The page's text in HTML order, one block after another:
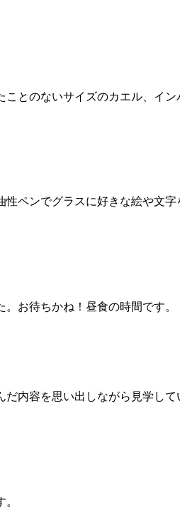
とのないサイズのカエル、イン
ペンでグラスに好きな絵や文字
お待ちかね！昼食の時間です。
内容を思い出しながら見学し